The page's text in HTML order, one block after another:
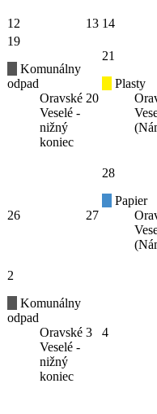
12 13 14
19
Komunálny
odpad
Oravské
Veselé -
nižný
koniec
20
21
Plasty
26 27
28
Papier
2
Komunálny
odpad
Oravské
Veselé -
nižný
koniec
3 4